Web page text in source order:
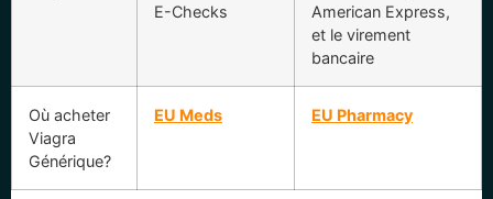
E-Checks
American Express,
et le virement
bancaire
Où acheter
Viagra
Générique?
EU Meds EU Pharmacy